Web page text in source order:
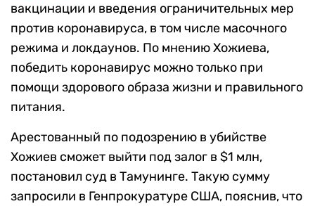
вакцинации и введения ограничительных мер
против коронавируса, в том числе масочного
режима и локдаунов. По мнению Хожиева,
победить коронавирус можно только при
помощи здорового образа жизни и правильного
питания.
Арестованный по подозрению в убийстве
Хожиев сможет выйти под залог в $1 млн,
постановил суд в Тамунинге. Такую сумму
запросили в Генпрокуратуре США, пояснив, что